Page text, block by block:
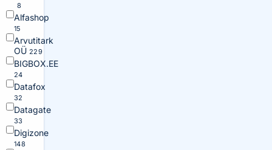
8
Alfashop
15
Arvutitark
OÜ 229
BIGBOX.EE
24
Datafox
32
Datagate
33
Digizone
148